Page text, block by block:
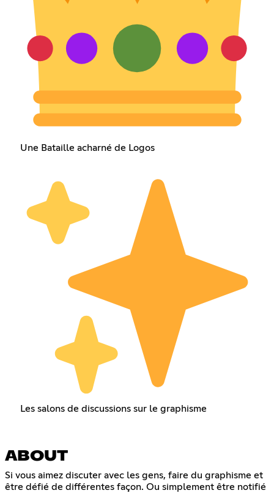
Une Bataille acharné de Logos
Les salons de discussions sur le graphisme
ABOUT
Si vous aimez discuter avec les gens, faire du graphisme et
être défié de différentes façon. Ou simplement être notifié